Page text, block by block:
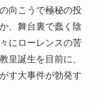
向こうで極秘の投
、舞台裏で蠢く陰
にローレンスの苦
皇誕生を目前に、
す大事件が勃発す